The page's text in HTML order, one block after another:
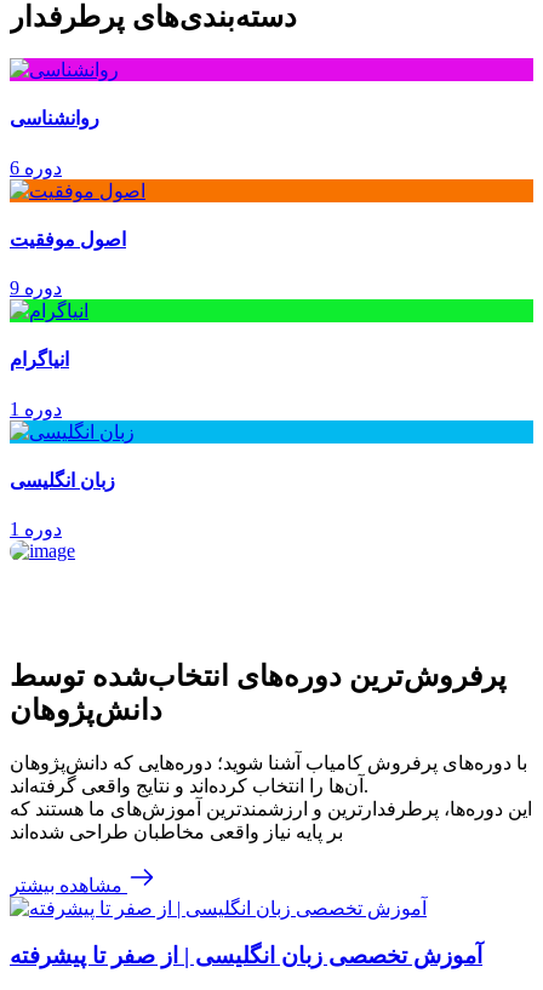
دسته‌بندی‌های پرطرفدار
روانشناسی
6 دوره
اصول موفقیت
9 دوره
انیاگرام
1 دوره
زبان انگلیسی
1 دوره
پرفروش‌ترین‌ دوره‌های انتخاب‌شده توسط
دانش‌پژوهان
با دوره‌های پرفروش کامیاب آشنا شوید؛ دوره‌هایی که دانش‌پژوهان
آن‌ها را انتخاب کرده‌اند و نتایج واقعی گرفته‌اند.
این دوره‌ها، پرطرفدارترین و ارزشمندترین آموزش‌های ما هستند که
بر پایه نیاز واقعی مخاطبان طراحی شده‌اند
مشاهده بیشتر
آموزش تخصصی زبان انگلیسی | از صفر تا پیشرفته